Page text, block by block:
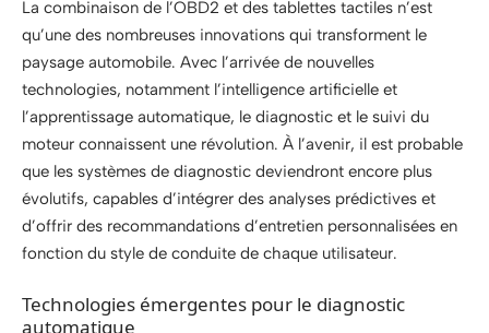
La combinaison de l’OBD2 et des tablettes tactiles n’est
qu’une des nombreuses innovations qui transforment le
paysage automobile. Avec l’arrivée de nouvelles
technologies, notamment l’intelligence artificielle et
l’apprentissage automatique, le diagnostic et le suivi du
moteur connaissent une révolution. À l’avenir, il est probable
que les systèmes de diagnostic deviendront encore plus
évolutifs, capables d’intégrer des analyses prédictives et
d’offrir des recommandations d’entretien personnalisées en
fonction du style de conduite de chaque utilisateur.
Technologies émergentes pour le diagnostic
automatique